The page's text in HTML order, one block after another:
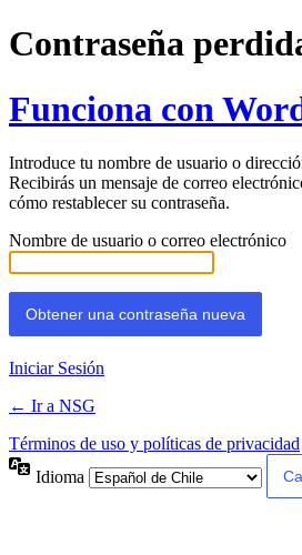
Contraseña
Funciona con
Introduce tu nombre de usuario o
Recibirás un mensaje de correo
cómo restablecer su contraseña.
Nombre de usuario o correo electrónico
Iniciar Sesión
← Ir a NSG
Términos de uso y políticas de privacidad
Idioma